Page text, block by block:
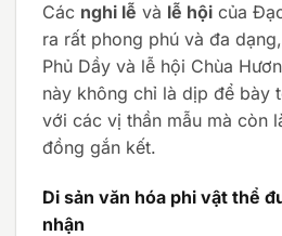
Các nghi lễ và lễ hội của
ra rất phong phú và đa
Phủ Dầy và lễ hội Chùa
này không chỉ là dịp để bày
với các vị thần mẫu mà còn
đồng gắn kết.
Di sản văn hóa phi vật thể
nhận